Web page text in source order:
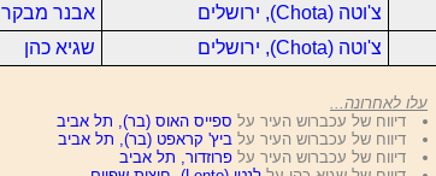
צ'וטה (Chota), ירושלים אבנר מבקר
צ'וטה (Chota), ירושלים שגיא כהן
עלו לאחרונה...
דיווח של עכברוש העיר על ספייס האוס (בר), תל אביב
דיווח של עכברוש העיר על ביץ' קראפט (בר), תל אביב
דיווח של עכברוש העיר עלפרוזדור, תל אביב